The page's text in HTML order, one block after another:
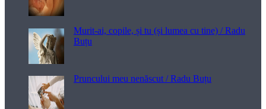
Murit-ai, copile, și tu (și lumea cu tine) / Radu
Buțu
Pruncului meu nenăscut / Radu Buțu